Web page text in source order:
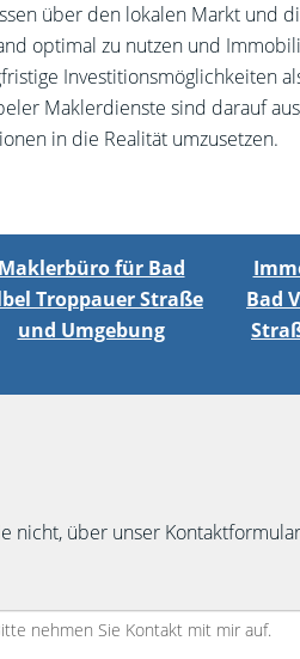
über den lokalen Markt und
optimal zu nutzen und
Investitionsmöglichkeiten
Maklerdienste sind darauf
in die Realität umzusetzen.
Maklerbüro für Bad
Troppauer Straße
und Umgebung
Bad
nicht, über unser